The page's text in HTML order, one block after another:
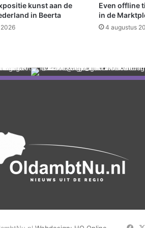
kunst aan de
in Beerta
Even offline
in de
4 augustus